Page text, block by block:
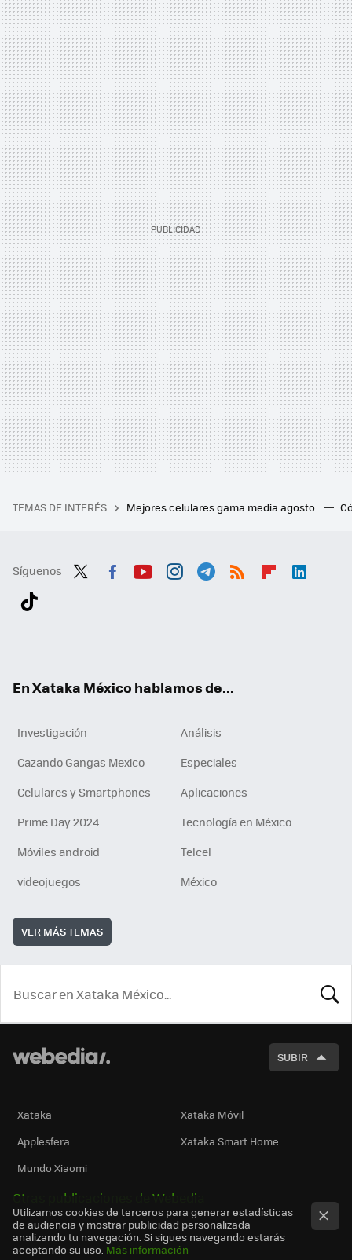
TEMAS DE INTERÉS Mejores celulares gama media agosto
Síguenos
En Xataka México hablamos de...
Investigación
Análisis
Cazando Gangas Mexico
Especiales
Celulares y Smartphones
Aplicaciones
Prime Day 2024
Tecnología en México
Móviles android
Telcel
videojuegos
México
VER MÁS TEMAS
SUBIR
Xataka
Xataka Móvil
Applesfera
Xataka Smart Home
Mundo Xiaomi
Otras publicaciones de Webedia
Utilizamos cookies de terceros para generar estadísticas
de audiencia y mostrar publicidad personalizada
analizando tu navegación. Si sigues navegando estarás
aceptando su uso. Más información